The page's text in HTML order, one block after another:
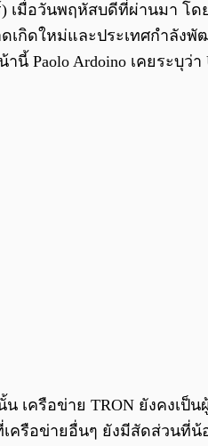
เมื่อวันพฤหัสบดีที่ผ่านมา โ
ดใหม่และประเทศกำลังพั
Paolo Ardoino เคยระบุ
น เครือข่าย TRON ยังคง
ครือข่ายอื่นๆ ยังมีสัดส่วนที่น้